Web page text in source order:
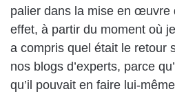
palier dans la mise en œuvre
effet, à partir du moment où
a compris quel était le retour
nos blogs d’experts, parce
qu’il pouvait en faire lui-